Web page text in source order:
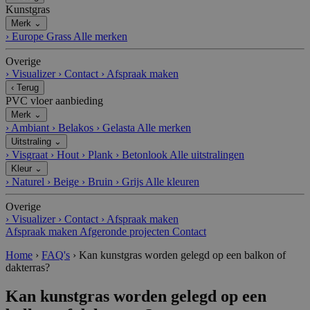
Kunstgras
Merk ⌄
› Europe Grass Alle merken
Overige
› Visualizer › Contact › Afspraak maken
‹ Terug
PVC vloer aanbieding
Merk ⌄
› Ambiant › Belakos › Gelasta Alle merken
Uitstraling ⌄
› Visgraat › Hout › Plank › Betonlook Alle uitstralingen
Kleur ⌄
› Naturel › Beige › Bruin › Grijs Alle kleuren
Overige
› Visualizer › Contact › Afspraak maken
Afspraak maken Afgeronde projecten Contact
Home › FAQ's › Kan kunstgras worden gelegd op een balkon of
dakterras?
Kan kunstgras worden gelegd op een
I
n
.c
al
c
lo
u
d
a
r
e
n
e
n
es
si
e
CloudFlare gebruiken, gebruikt om
vertrouwd webverkeer te identificeren.